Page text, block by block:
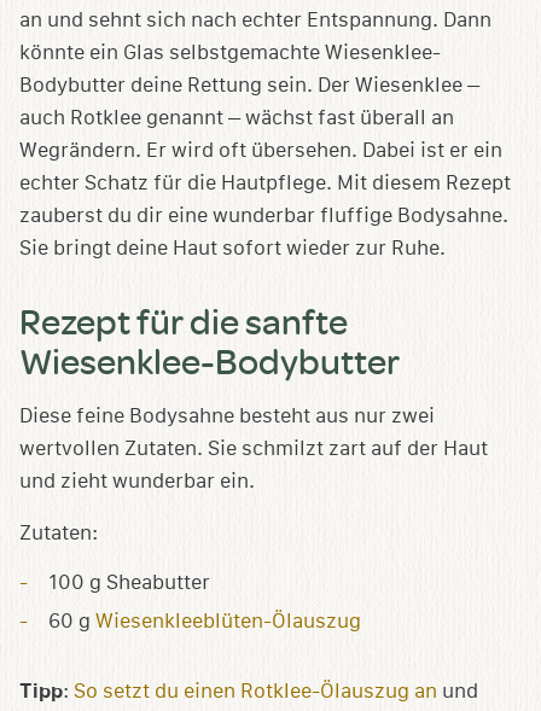
an und sehnt sich nach echter Entspannung. Dann
könnte ein Glas selbstgemachte Wiesenklee-
Bodybutter deine Rettung sein. Der Wiesenklee –
auch Rotklee genannt – wächst fast überall an
Wegrändern. Er wird oft übersehen. Dabei ist er ein
echter Schatz für die Hautpflege. Mit diesem Rezept
zauberst du dir eine wunderbar fluffige Bodysahne.
Sie bringt deine Haut sofort wieder zur Ruhe.
Rezept für die sanfte
Wiesenklee-Bodybutter
Diese feine Bodysahne besteht aus nur zwei
wertvollen Zutaten. Sie schmilzt zart auf der Haut
und zieht wunderbar ein.
Zutaten:
100 g Sheabutter
60 g Wiesenkleeblüten-Ölauszug
Tipp: So setzt du einen Rotklee-Ölauszug an und